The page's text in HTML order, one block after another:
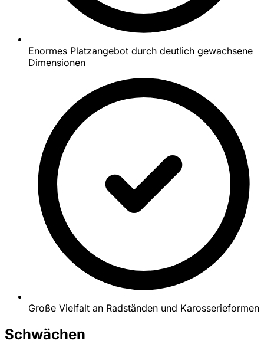
Enormes Platzangebot durch deutlich gewachsene
Dimensionen
Große Vielfalt an Radständen und Karosserieformen
Schwächen